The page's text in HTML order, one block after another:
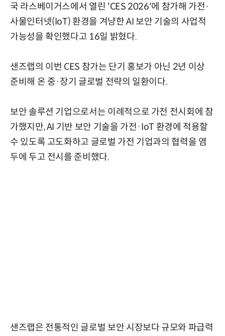
국 라스베이거스에서 열린 'CES 2026'에 참가해 가전·
사물인터넷(IoT) 환경을 겨냥한 AI 보안 기술의 사업적
가능성을 확인했다고 16일 밝혔다.
샌즈랩의 이번 CES 참가는 단기 홍보가 아닌 2년 이상
준비해 온 중·장기 글로벌 전략의 일환이다.
보안 솔루션 기업으로서는 이례적으로 가전 전시회에 참
가했지만, AI 기반 보안 기술을 가전·IoT 환경에 적용할
수 있도록 고도화하고 글로벌 가전 기업과의 협력을 염
두에 두고 전시를 준비했다.
샌즈랩은 전통적인 글로벌 보안 시장보다 규모와 파급력